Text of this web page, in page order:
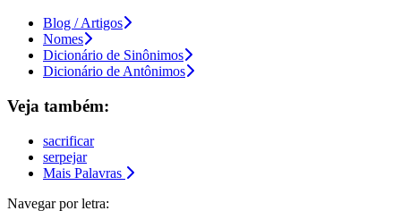
Blog / Artigos
Nomes
Dicionário de Sinônimos
Dicionário de Antônimos
Veja também:
sacrificar
serpejar
Mais Palavras
Navegar por letra: